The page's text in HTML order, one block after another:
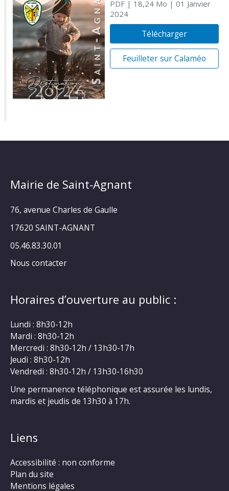
PDF| 18,24 Mo | 01 Janvier
2024
Télécharger
Feuilleter sur Calaméo
Mairie de Saint-Agnant
76, avenue Charles de Gaulle
17620 SAINT-AGNANT
05.46.83.30.01
Nous contacter
Horaires d’ouverture au public :
Lundi : 8h30-12h
Mardi : 8h30-12h
Mercredi : 8h30-12h / 13h30-17h
Jeudi : 8h30-12h
Vendredi : 8h30-12h / 13h30-16h30
Une permanence téléphonique est assurée les lundis,
mardis et jeudis de 13h30 à 17h.
Liens
Accessibilité : non conforme
Plan du site
Mentions légales